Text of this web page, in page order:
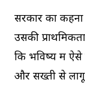
सरकार का कहना
उसकी
कि भविष्य में ऐसे
और सख्ती से लागू